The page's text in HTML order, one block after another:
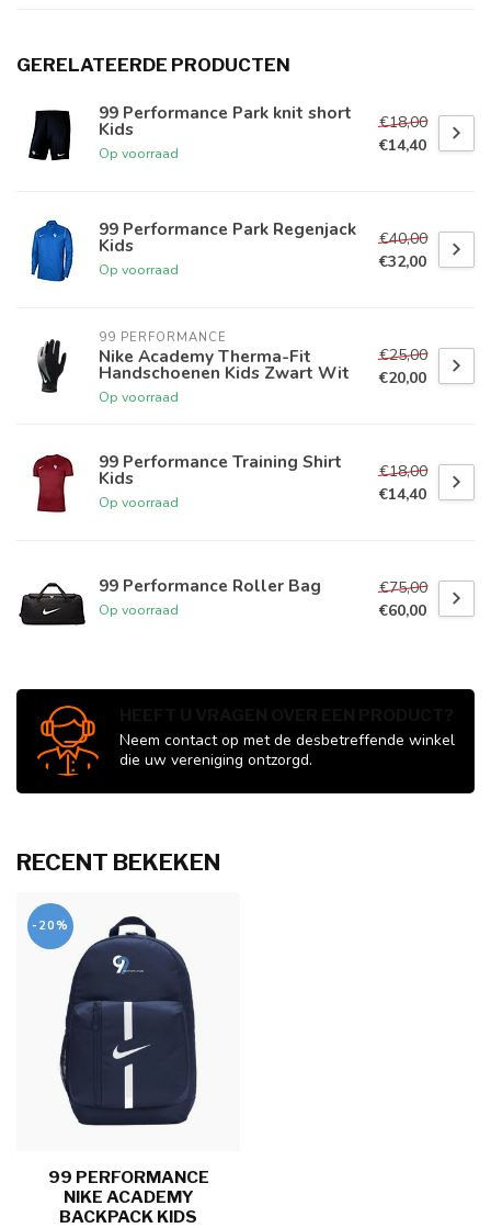
GERELATEERDE PRODUCTEN
99 Performance Park knit short
Kids
Op voorraad
€18,00
€14,40
99 Performance Park Regenjack
Kids
Op voorraad
€40,00
€32,00
99 PERFORMANCE
Nike Academy Therma-Fit
Handschoenen Kids Zwart Wit
Op voorraad
€25,00
€20,00
99 Performance Training Shirt
Kids
Op voorraad
€18,00
€14,40
99 Performance Roller Bag
Op voorraad
€75,00
€60,00
Neem contact op met de desbetreffende winkel
die uw vereniging ontzorgd.
RECENT BEKEKEN
-20%
99 PERFORMANCE
NIKE ACADEMY
BACKPACK KIDS